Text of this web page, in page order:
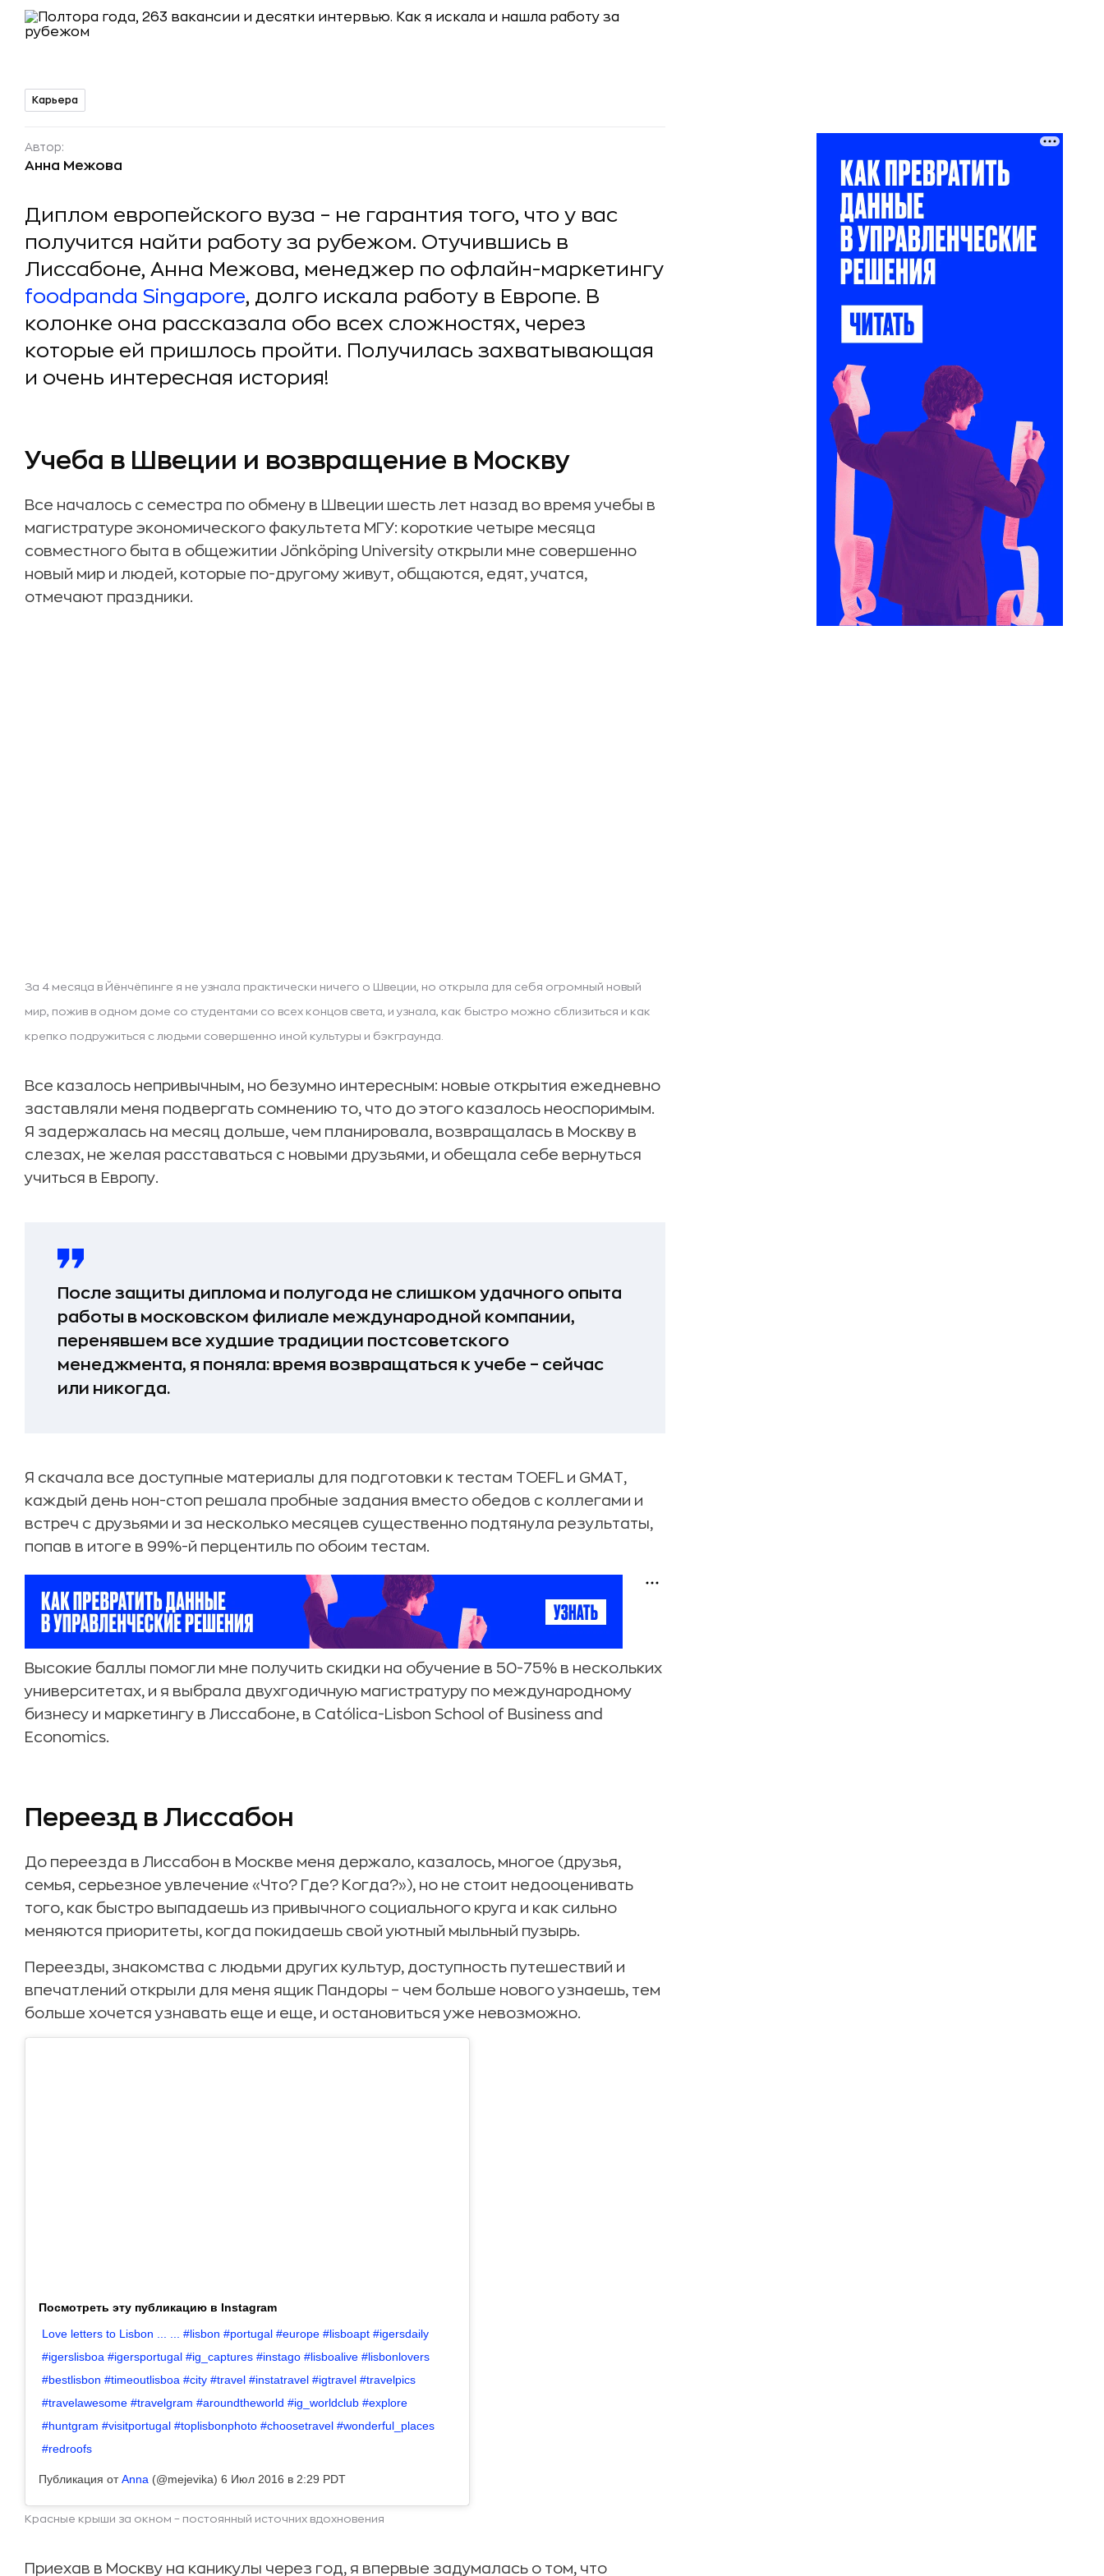
Карьера
Автор:
Анна Межова
Диплом европейского вуза – не гарантия того, что у вас
получится найти работу за рубежом. Отучившись в
Лиссабоне, Анна Межова, менеджер по офлайн-маркетингу
foodpanda Singapore, долго искала работу в Европе. В
колонке она рассказала обо всех сложностях, через
которые ей пришлось пройти. Получилась захватывающая
и очень интересная история!
Учеба в Швеции и возвращение в Москву
Все началось с семестра по обмену в Швеции шесть лет назад во время учебы в
магистратуре экономического факультета МГУ: короткие четыре месяца
совместного быта в общежитии Jönköping University открыли мне совершенно
новый мир и людей, которые по-другому живут, общаются, едят, учатся,
отмечают праздники.
За 4 месяца в Йёнчёпинге я не узнала практически ничего о Швеции, но открыла для себя огромный новый
мир, пожив в одном доме со студентами со всех концов света, и узнала, как быстро можно сблизиться и как
крепко подружиться с людьми совершенно иной культуры и бэкграунда.
Все казалось непривычным, но безумно интересным: новые открытия ежедневно
заставляли меня подвергать сомнению то, что до этого казалось неоспоримым.
Я задержалась на месяц дольше, чем планировала, возвращалась в Москву в
слезах, не желая расставаться с новыми друзьями, и обещала себе вернуться
учиться в Европу.
После защиты диплома и полугода не слишком удачного опыта
работы в московском филиале международной компании,
перенявшем все худшие традиции постсоветского
менеджмента, я поняла: время возвращаться к учебе – сейчас
или никогда.
Я скачала все доступные материалы для подготовки к тестам TOEFL и GMAT,
каждый день нон-стоп решала пробные задания вместо обедов с коллегами и
встреч с друзьями и за несколько месяцев существенно подтянула результаты,
попав в итоге в 99%-й перцентиль по обоим тестам.
Высокие баллы помогли мне получить скидки на обучение в 50-75% в нескольких
университетах, и я выбрала двухгодичную магистратуру по международному
бизнесу и маркетингу в Лиссабоне, в Católica-Lisbon School of Business and
Economics.
Переезд в Лиссабон
До переезда в Лиссабон в Москве меня держало, казалось, многое (друзья,
семья, серьезное увлечение «Что? Где? Когда?»), но не стоит недооценивать
того, как быстро выпадаешь из привычного социального круга и как сильно
меняются приоритеты, когда покидаешь свой уютный мыльный пузырь.
Переезды, знакомства с людьми других культур, доступность путешествий и
впечатлений открыли для меня ящик Пандоры – чем больше нового узнаешь, тем
больше хочется узнавать еще и еще, и остановиться уже невозможно.
Посмотреть эту публикацию в Instagram
Love letters to Lisbon ... ... #lisbon #portugal #europe #lisboapt #igersdaily
#igerslisboa #igersportugal #ig_captures #instago #lisboalive #lisbonlovers
#bestlisbon #timeoutlisboa #city #travel #instatravel #igtravel #travelpics
#travelawesome #travelgram #aroundtheworld #ig_worldclub #explore
#huntgram #visitportugal #toplisbonphoto #choosetravel #wonderful_places
#redroofs
Публикация отAnna (@mejevika) 6 Июл 2016 в 2:29 PDT
Красные крыши за окном – постоянный источних вдохновения
Приехав в Москву на каникулы через год, я впервые задумалась о том, что